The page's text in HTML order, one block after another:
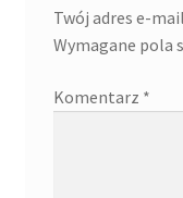
Twój adres e-
Wymagane pola
Komentarz *